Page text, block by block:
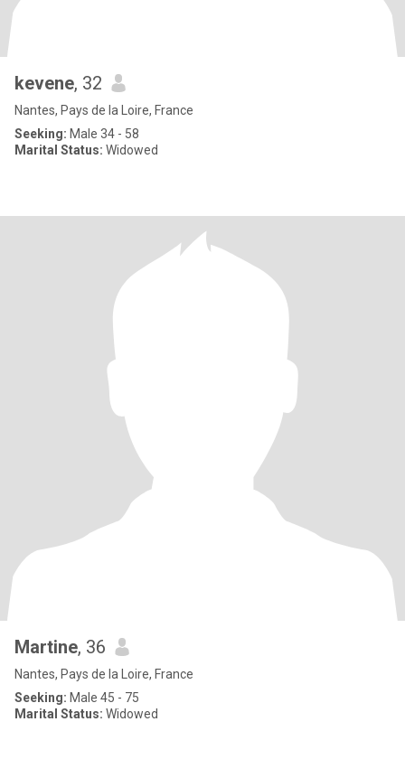
kevene, 32
Nantes, Pays de la Loire, France
Seeking: Male 34 - 58
Marital Status: Widowed
Martine, 36
Nantes, Pays de la Loire, France
Seeking: Male 45 - 75
Marital Status: Widowed